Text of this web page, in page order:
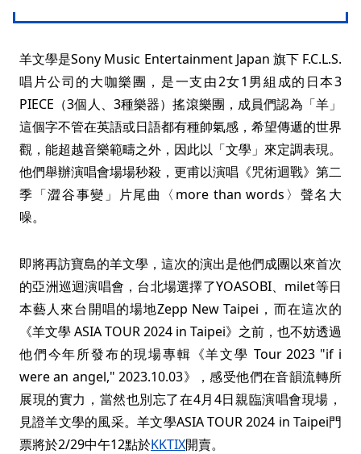
羊文學是Sony Music Entertainment Japan 旗下 F.C.L.S.
唱片公司的大咖樂團，是一支由2女1男組成的日本3
PIECE（3個人、3種樂器）搖滾樂團，成員們認為「羊」
這個字不管在英語或日語都有種帥氣感，希望傳遞的世界
觀，能超越音樂範疇之外，因此以「文學」來定調表現。
他們舉辦演唱會場場秒殺，更甫以演唱《咒術迴戰》第二
季「澀谷事變」片尾曲〈more than words〉聲名大
噪。
即將再訪寶島的羊文學，這次的演出是他們成團以來首次
的亞洲巡迴演唱會，台北場選擇了YOASOBI、milet等日
本藝人來台開唱的場地Zepp New Taipei，而在這次的
《羊文學 ASIA TOUR 2024 in Taipei》之前，也不妨透過
他們今年所發布的現場專輯《羊文學 Tour 2023 "if i
were an angel," 2023.10.03》，感受他們在音韻流轉所
展現的實力，當然也別忘了在4月4日親臨演唱會現場，
見證羊文學的風采。羊文學ASIA TOUR 2024 in Taipei門
票將於2/29中午12點於KKTIX開賣。